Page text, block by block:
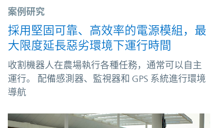
案例研究
採用堅固可靠、高效率的電源模組，最
大限度延長惡劣環境下運行時間
收割機器人在農場執行各種任務，通常可以自主
運行。 配備感測器、監視器和 GPS 系統進行環境
導航